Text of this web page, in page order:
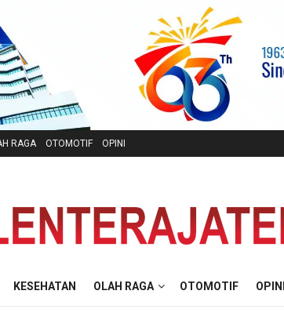
RAGA OTOMOTIF OPINI
KESEHATAN OLAH RAGA OTOMOTIF OPINI